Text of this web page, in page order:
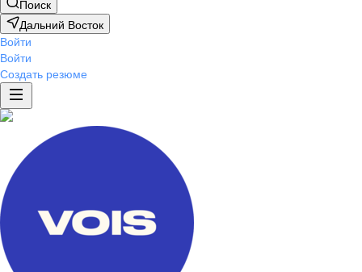
Поиск
Дальний Восток
Войти
Войти
Создать резюме